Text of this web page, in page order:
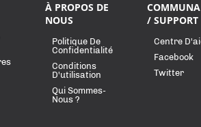
À PROPOS DE
NOUS
Politique De
Confidentialité
Conditions
D'utilisation
Qui Sommes-
Nous ?
/ SUPPORT
Centre
Facebook
Twitter